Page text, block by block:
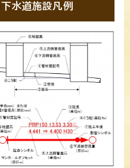
水道施設凡例